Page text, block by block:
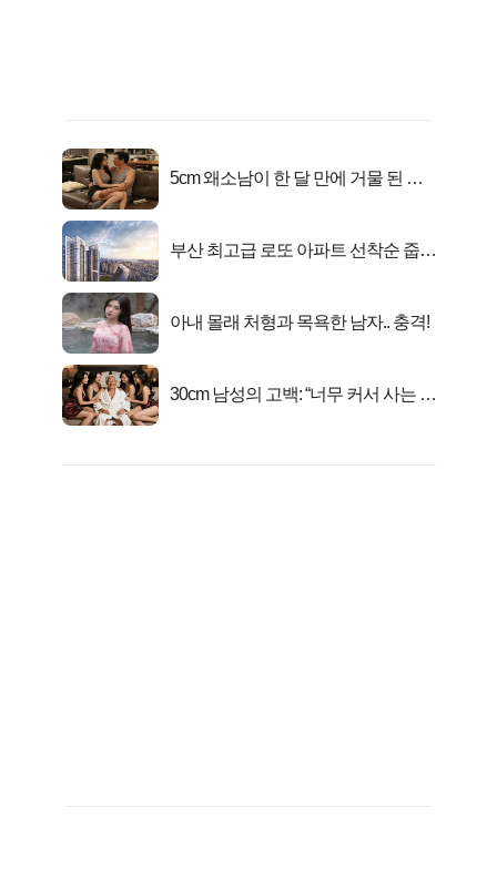
5cm 왜소남이 한 달 만에 거물 된 사
부산 최고급 로또 아파트 선착순 줍줍
아내 몰래 처형과 목욕한 남자.. 충격!
30cm 남성의 고백: “너무 커서 사는 게